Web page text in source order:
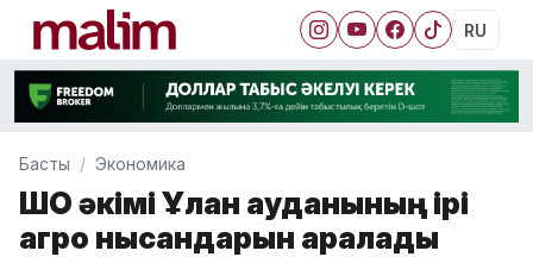
RU
Басты Экономика
ШҚО әкімі Ұлан ауданының ірі
агро нысандарын аралады